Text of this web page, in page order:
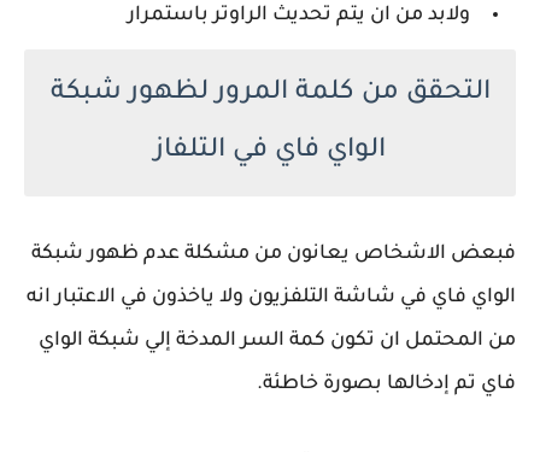
ولابد من ان يتم تحديث الراوتر باستمرار
التحقق من كلمة المرور لظهور شبكة
الواي فاي في التلفاز
فبعض الاشخاص يعانون من مشكلة عدم ظهور شبكة
الواي فاي في شاشة التلفزيون ولا ياخذون في الاعتبار انه
من المحتمل ان تكون كمة السر المدخة إلي شبكة الواي
فاي تم إدخالها بصورة خاطئة.